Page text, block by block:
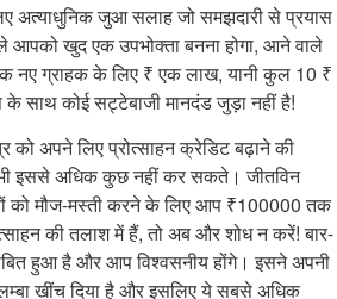
अत्याधुनिक जुआ सलाह जो समझदारी से प्रयास
खुद एक उपभोक्ता बनना होगा, आने वाले
नए ग्राहक के लिए ₹ एक लाख, यानी कुल 10 ₹
साथ कोई सट्टेबाजी मानदंड जुड़ा नहीं है!
को अपने लिए प्रोत्साहन क्रेडिट बढ़ाने की
इससे अधिक कुछ नहीं कर सकते। जीतविन
को मौज-मस्ती करने के लिए आप ₹100000 तक
की तलाश में हैं, तो अब और शोध न करें! बार-
हुआ है और आप विश्वसनीय होंगे। इसने अपनी
खींच दिया है और इसलिए ये सबसे अधिक